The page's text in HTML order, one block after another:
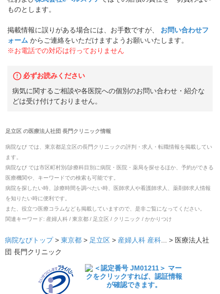
ものとします。
掲載情報に誤りがある場合には、お手数ですが、
お問い合わせフ
ォーム からご連絡をいただけますようお願いいたします。
※お電話での対応は行っておりません
必ずお読みください
病気に関するご相談や各医院への個別のお問い合わせ・紹介な
どは受け付けておりません。
足立区の医療法人社団 長門クリニック情報
病院なび では、 東京都足立区の長門クリニックの評判・求人・転職情報を掲載してい
ます。
病院なび では市区町村別/診療科目別に病院・医院・薬局を探せるほか、予約ができる
医療機関や、キーワードでの検索も可能です。
病院を探したい時、診療時間を調べたい時、医師求人や看護師求人、薬剤師求人情報
を知りたい時に便利です。
また、役立つ医療コラムなども掲載していますので、是非ご覧になってください。
関連キーワード: 産婦人科 / 東京都 / 足立区 / クリニック / かかりつけ
病院なびトップ> 東京都 > 足立区 > 産婦人科 産科 ... > 医療法人社
団 長門クリニック